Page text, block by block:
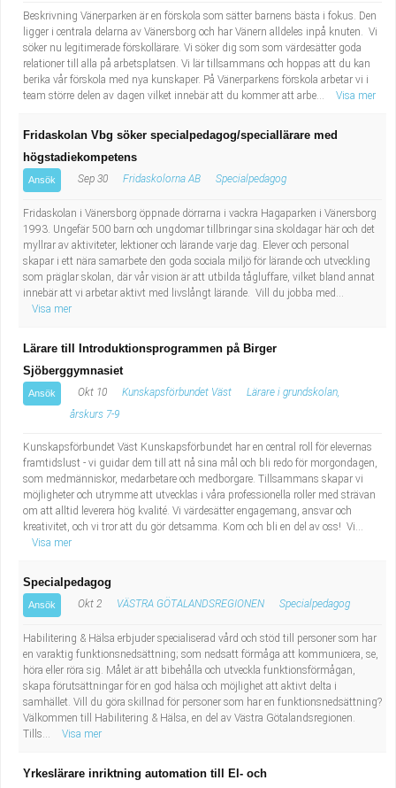
Beskrivning Vänerparken är en förskola som sätter barnens bästa i fokus. Den
ligger i centrala delarna av Vänersborg och har Vänern alldeles inpå knuten. Vi
söker nu legitimerade förskollärare. Vi söker dig som som värdesätter goda
relationer till alla på arbetsplatsen. Vi lär tillsammans och hoppas att du kan
berika vår förskola med nya kunskaper. På Vänerparkens förskola arbetar vi i
team större delen av dagen vilket innebär att du kommer att arbe...
Visa mer
Fridaskolan Vbg söker specialpedagog/speciallärare med
högstadiekompetens
Ansök Sep 30 Fridaskolorna AB Specialpedagog
Fridaskolan i Vänersborg öppnade dörrarna i vackra Hagaparken i Vänersborg
1993. Ungefär 500 barn och ungdomar tillbringar sina skoldagar här och det
myllrar av aktiviteter, lektioner och lärande varje dag. Elever och personal
skapar i ett nära samarbete den goda sociala miljö för lärande och utveckling
som präglar skolan, där vår vision är att utbilda tågluffare, vilket bland annat
innebär att vi arbetar aktivt med livslångt lärande. Vill du jobba med...
Visa mer
Lärare till Introduktionsprogrammen på Birger
Sjöberggymnasiet
Ansök Okt 10 Kunskapsförbundet Väst
Lärare i grundskolan,
årskurs 7-9
Kunskapsförbundet Väst Kunskapsförbundet har en central roll för elevernas
framtidslust - vi guidar dem till att nå sina mål och bli redo för morgondagen,
som medmänniskor, medarbetare och medborgare. Tillsammans skapar vi
möjligheter och utrymme att utvecklas i våra professionella roller med strävan
om att alltid leverera hög kvalité. Vi värdesätter engagemang, ansvar och
kreativitet, och vi tror att du gör detsamma. Kom och bli en del av oss! Vi...
Visa mer
Specialpedagog
Ansök Okt 2 VÄSTRA GÖTALANDSREGIONEN Specialpedagog
Habilitering & Hälsa erbjuder specialiserad vård och stöd till personer som har
en varaktig funktionsnedsättning; som nedsatt förmåga att kommunicera, se,
höra eller röra sig. Målet är att bibehålla och utveckla funktionsförmågan,
skapa förutsättningar för en god hälsa och möjlighet att aktivt delta i
samhället. Vill du göra skillnad för personer som har en funktionsnedsättning?
Välkommen till Habilitering & Hälsa, en del av Västra Götalandsregionen.
Tills...
Visa mer
Yrkeslärare inriktning automation till El- och